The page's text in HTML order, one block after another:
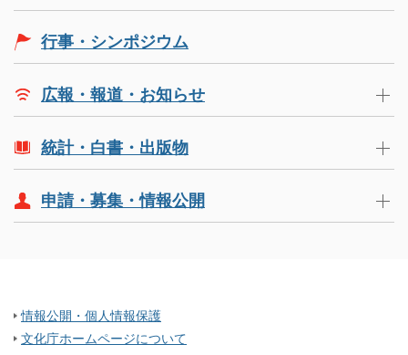
行事・シンポジウム
広報・報道・お知らせ
統計・白書・出版物
申請・募集・情報公開
情報公開・個人情報保護
文化庁ホームページについて